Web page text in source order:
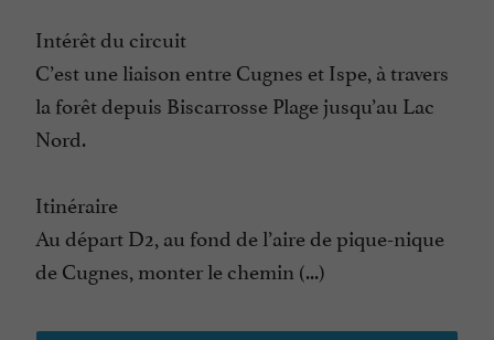
Intérêt du circuit
C’est une liaison entre Cugnes et Ispe, à travers
la forêt depuis Biscarrosse Plage jusqu’au Lac
Nord.
Itinéraire
Au départ D2, au fond de l’aire de pique-nique
de Cugnes, monter le chemin (...)